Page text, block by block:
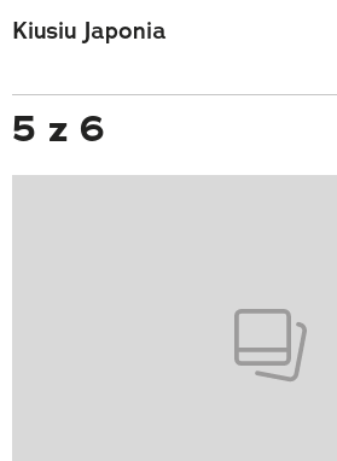
Kiusiu Japonia
5 z 6